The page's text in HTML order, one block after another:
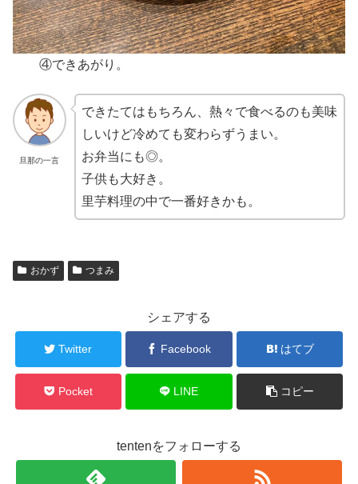
④できあがり。
旦那の一言
できたてはもちろん、熱々で食べるのも美味
しいけど冷めても変わらずうまい。
お弁当にも◎。
子供も大好き。
里芋料理の中で一番好きかも。
おかず つまみ
シェアする
Twitter Facebook はてブ
Pocket LINE コピー
tentenをフォローする